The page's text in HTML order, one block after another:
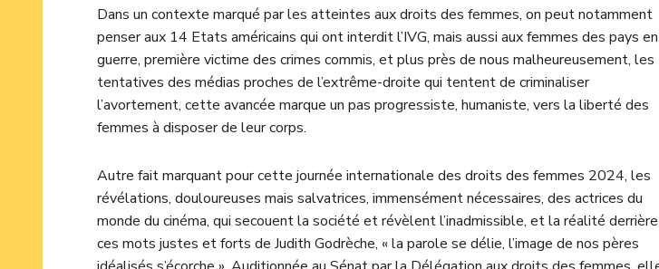
Dans un contexte marqué par les atteintes aux droits des femmes, on peut notamment
penser aux 14 Etats américains qui ont interdit l’IVG, mais aussi aux femmes des pays en
guerre, première victime des crimes commis, et plus près de nous malheureusement, les
tentatives des médias proches de l’extrême-droite qui tentent de criminaliser
l’avortement, cette avancée marque un pas progressiste, humaniste, vers la liberté des
femmes à disposer de leur corps.
Autre fait marquant pour cette journée internationale des droits des femmes 2024, les
révélations, douloureuses mais salvatrices, immensément nécessaires, des actrices du
monde du cinéma, qui secouent la société et révèlent l’inadmissible, et la réalité derrière
ces mots justes et forts de Judith Godrèche, « la parole se délie, l’image de nos pères